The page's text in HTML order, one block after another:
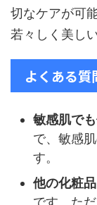
切なケアが可
若々しく美し
よくある質
敏感肌で
で、敏感
す。
他の化粧
です。た